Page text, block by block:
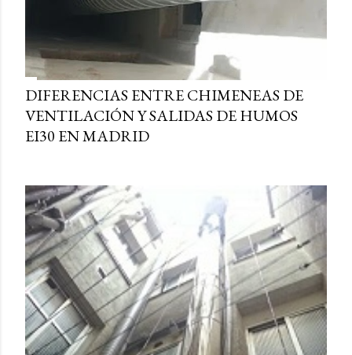
DIFERENCIAS ENTRE CHIMENEAS DE
VENTILACIÓN Y SALIDAS DE HUMOS
EI30 EN MADRID